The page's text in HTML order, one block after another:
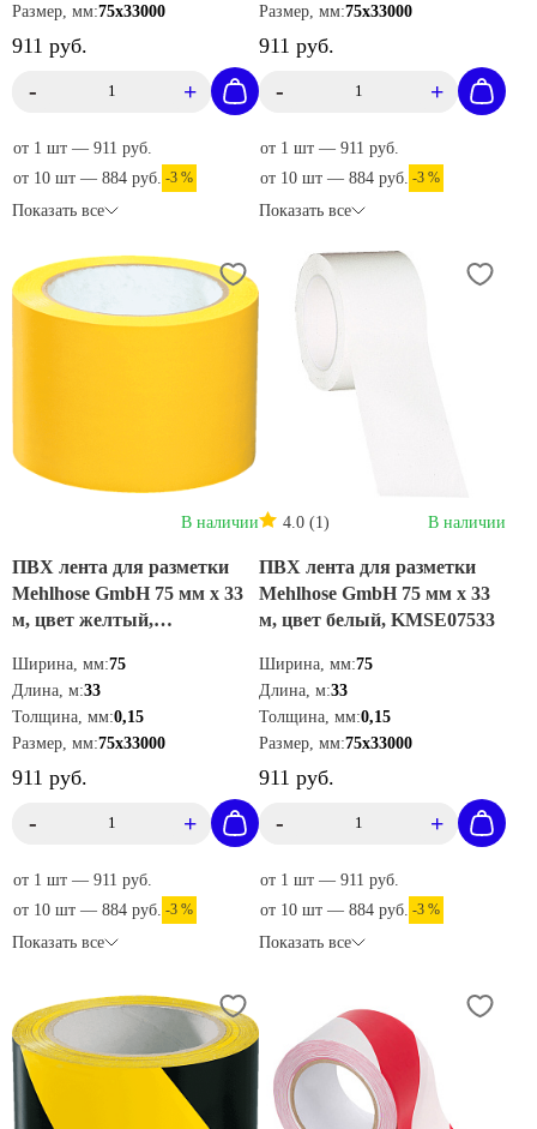
Размер, мм:75х33000
911 руб.
- +
от 1 шт — 911 руб.
от 10 шт — 884 руб. -3 %
Показать все
Размер, мм:75х33000
911 руб.
- +
от 1 шт — 911 руб.
от 10 шт — 884 руб. -3 %
Показать все
В наличии
ПВХ лента для разметки
Mehlhose GmbH 75 мм х 33
м, цвет желтый,
Ширина, мм:75
Длина, м:33
Толщина, мм:0,15
Размер, мм:75х33000
911 руб.
- +
от 1 шт — 911 руб.
от 10 шт — 884 руб. -3 %
Показать все
4.0 (1) В наличии
ПВХ лента для разметки
Mehlhose GmbH 75 мм х 33
м, цвет белый, KMSE07533
Ширина, мм:75
Длина, м:33
Толщина, мм:0,15
Размер, мм:75х33000
911 руб.
- +
от 1 шт — 911 руб.
от 10 шт — 884 руб. -3 %
Показать все